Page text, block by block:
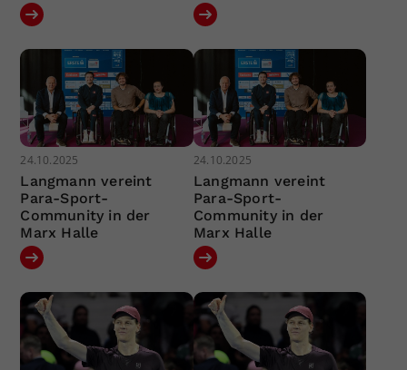
24.10.2025
Langmann vereint
Para-Sport-
Community in der
Marx Halle
24.10.2025
Langmann vereint
Para-Sport-
Community in der
Marx Halle